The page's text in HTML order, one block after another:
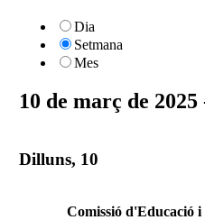
Dia
Setmana
Mes
10 de març de
Dilluns, 10
Comissió d'Educació